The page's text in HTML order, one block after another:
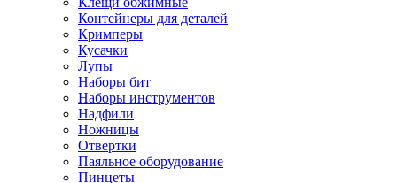
Контейнеры для деталей
Кримперы
Кусачки
Лупы
Наборы бит
Наборы инструментов
Надфили
Ножницы
Отвертки
Паяльное оборудование
Пинцеты